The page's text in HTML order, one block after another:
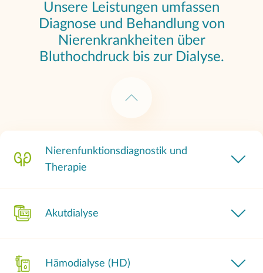
Unsere Leistungen umfassen
Diagnose und Behandlung von
Nierenkrankheiten über
Bluthochdruck bis zur Dialyse.
Nierenfunktionsdiagnostik und
Therapie
Akutdialyse
Hämodialyse (HD)